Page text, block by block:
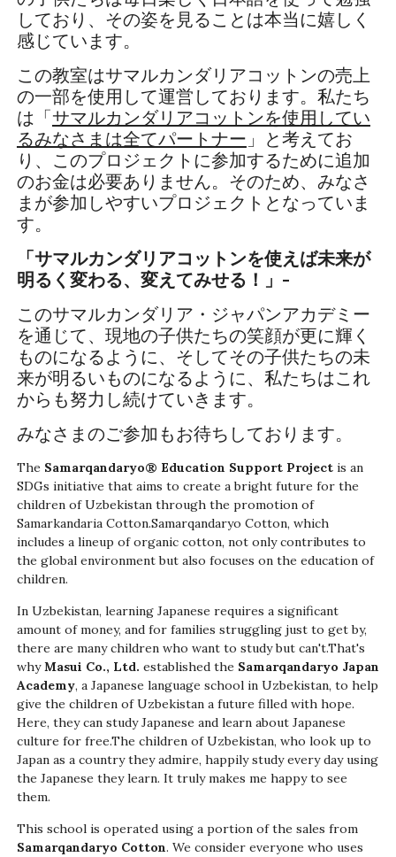
しており、その姿を見ることは本当に嬉しく
感じています。
この教室はサマルカンダリアコットンの売上
の一部を使用して運営しております。私たち
は「サマルカンダリアコットンを使用してい
るみなさまは全てパートナー 」と考えてお
り、このプロジェクトに参加するために追加
のお金は必要ありません。そのため、みなさ
まが参加しやすいプロジェクトとなっていま
す。
「サマルカンダリアコットンを使えば未来が
明るく変わる、変えてみせる！」-
このサマルカンダリア・ジャパンアカデミー
を通じて、現地の子供たちの笑顔が更に輝く
ものになるように、そしてその子供たちの未
来が明るいものになるように、私たちはこれ
からも努力し続けていきます。
みなさまのご参加もお待ちしております。
The Samarqandaryo® Education Support Projectis an
SDGs initiative that aims to create a bright future for the
children of Uzbekistan through the promotion of
Samarkandaria Cotton.Samarqandaryo Cotton, which
includes a lineup of organic cotton, not only contributes to
the global environment but also focuses on the education of
children.
In Uzbekistan, learning Japanese requires a significant
amount of money, and for families struggling just to get by,
there are many children who want to study but can't.That's
whyMasui Co., Ltd. established the Samarqandaryo Japan
Academy, a Japanese language school in Uzbekistan, to help
give the children of Uzbekistan a future filled with hope.
Here, they can study Japanese and learn about Japanese
culture for free.The children of Uzbekistan, who look up to
Japan as a country they admire, happily study every day using
the Japanese they learn. It truly makes me happy to see
them.
This school is operated using a portion of the sales from
Samarqandaryo Cotton. We consider everyone who uses